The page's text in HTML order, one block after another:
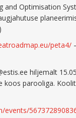
and Optimisation
peta4/
hiljemalt
parooliga.
events/